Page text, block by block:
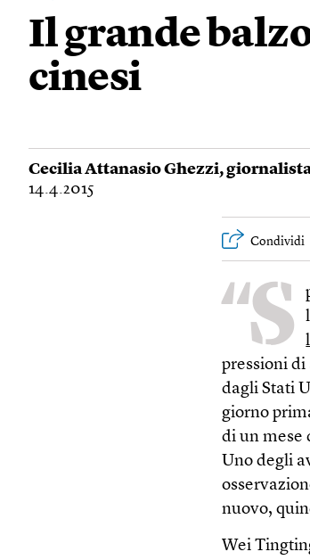
Il grande
cinesi
Cecilia Attanasio Ghezzi,
14.4.2015
Condividi
“S
pressioni
dagli Stati
giorno
di un mese
Uno degli
nuovo,
Wei